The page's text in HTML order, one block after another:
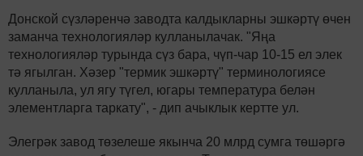
Донской сүзләренчә заводта калдыкларны эшкәртү өчен
заманча технологияләр кулланылачак. "Яңа
технологияләр турында сүз бара, чүп-чар 10-15 ел элек
тә ягылган. Хәзер "термик эшкәртү" терминологиясе
кулланыла, ул ягу түгел, югары температура белән
элементларга таркату", - дип ачыклык кертте ул.
Элегрәк завод төзелеше якынча 20 млрд сумга төшәргә